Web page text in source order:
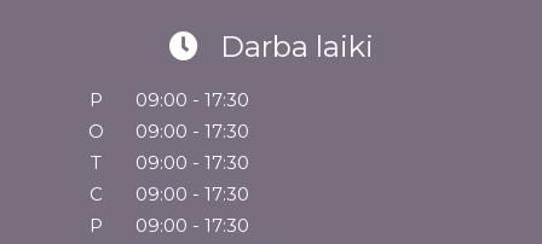
Darba laiki
P
09:00 - 17:30
O
09:00 - 17:30
T
09:00 - 17:30
C
09:00 - 17:30
P
09:00 - 17:30